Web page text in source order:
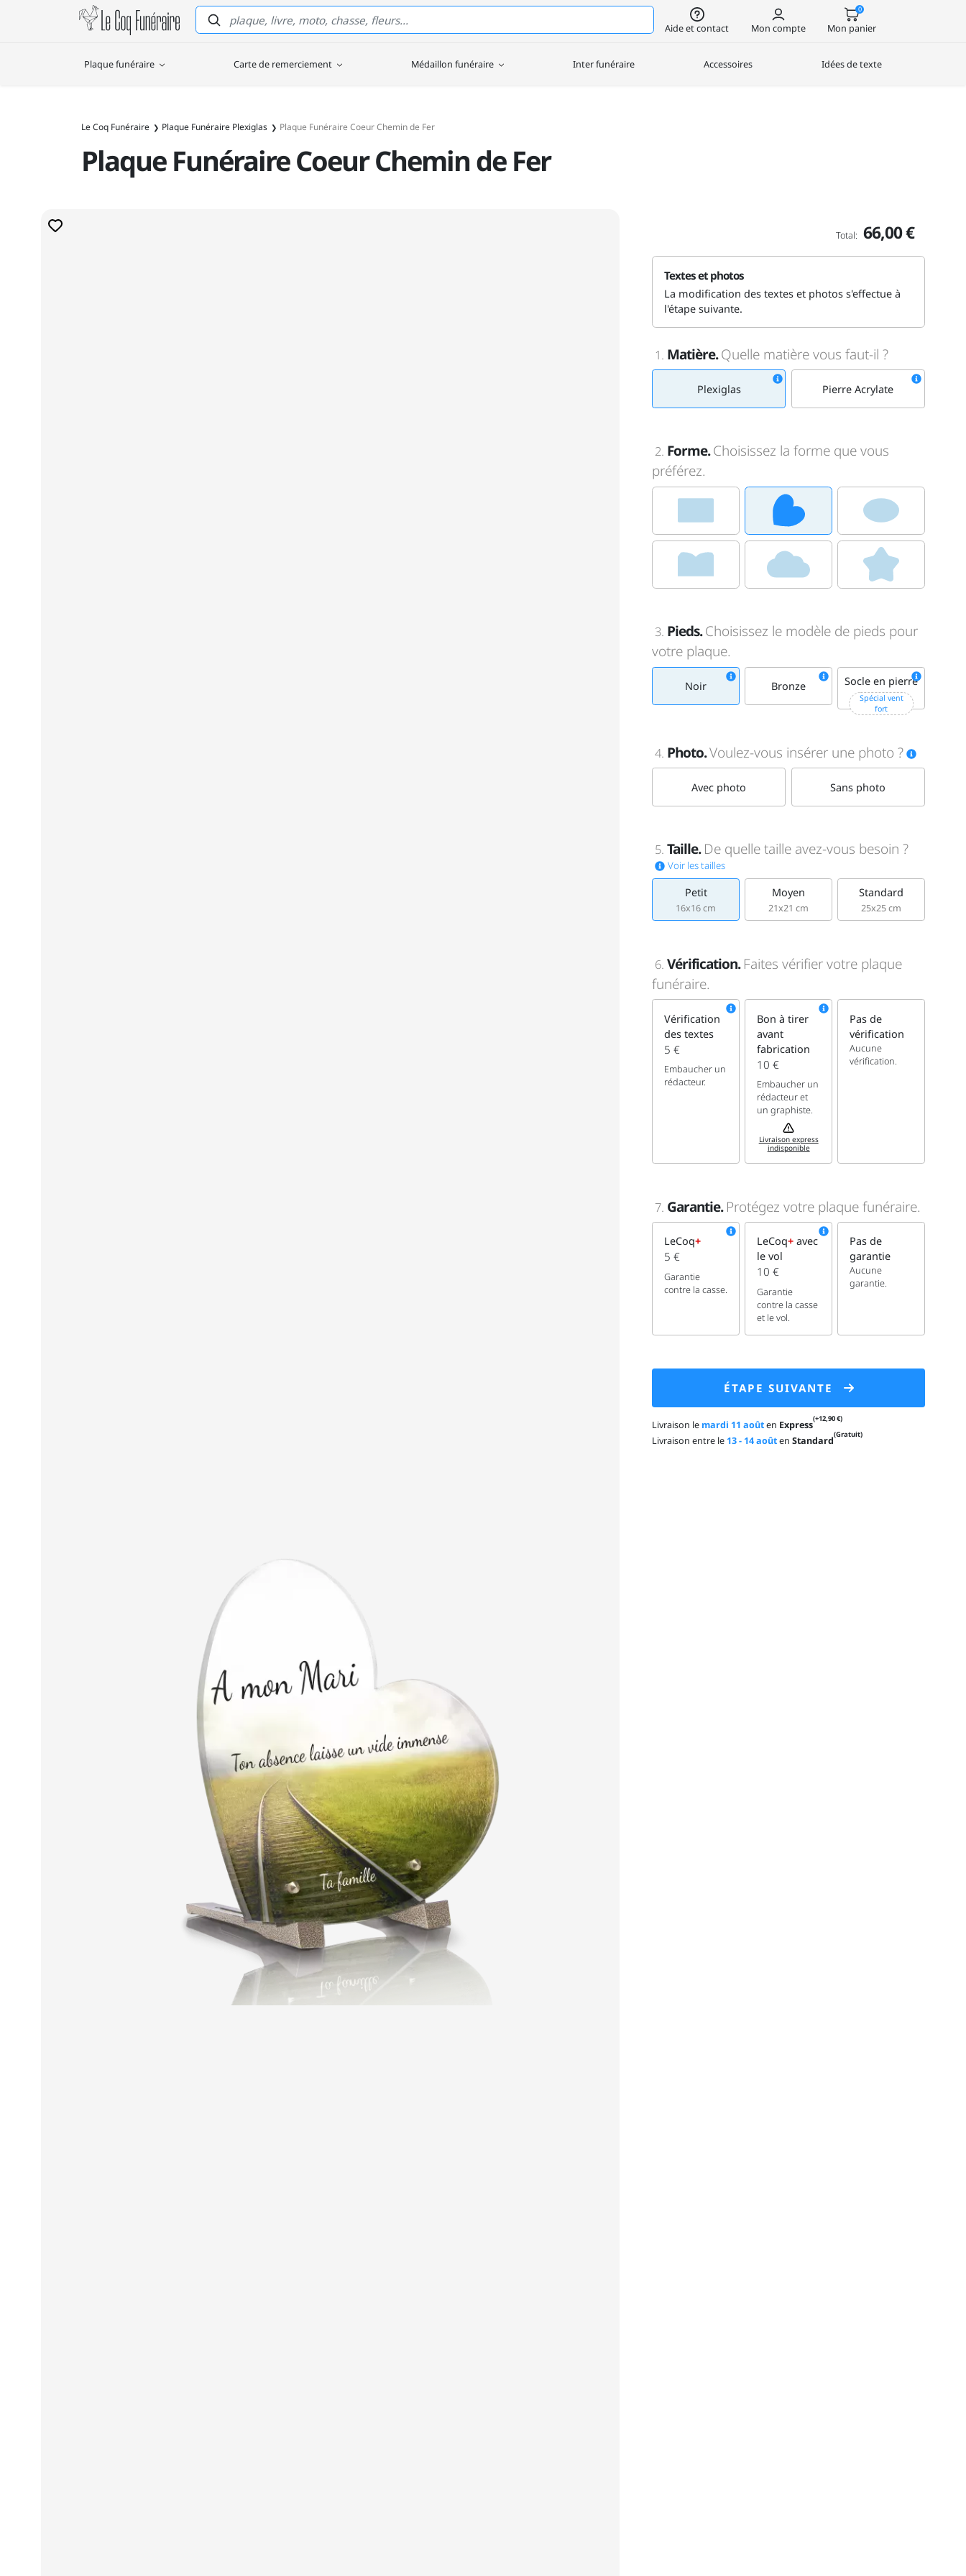
Le Coq Funéraire
Aide et contact Mon compte
0
Mon panier
Plaque funéraire Carte de remerciement Médaillon funéraire Inter funéraire Accessoires Idées de texte
Le Coq Funéraire Plaque Funéraire Plexiglas Plaque Funéraire Coeur Chemin de Fer
Plaque Funéraire Coeur Chemin de Fer
Total: 66,00 €
Textes et photos
La modification des textes et photos s'effectue à
l'étape suivante.
1. Matière.Quelle matière vous faut-il ?
Plexiglas Pierre Acrylate
2. Forme.Choisissez la forme que vous
préférez.
3. Pieds.Choisissez le modèle de pieds pour
votre plaque.
Noir Bronze Socle en pierre
+15€
Spécial vent
fort
4. Photo.Voulez-vous insérer une photo ?
Avec photo Sans photo
5. Taille. De quelle taille avez-vous besoin ?
Voir les tailles
Petit
16x16 cm
Moyen
21x21 cm
Standard
25x25 cm
6. Vérification. Faites vérifier votre plaque
funéraire.
Vérification
des textes
5 €
Embaucher un
rédacteur.
Bon à tirer
avant
fabrication
10 €
Embaucher un
rédacteur et
un graphiste.
Livraison express
indisponible
Pas de
vérification
Aucune
vérification.
7. Garantie. Protégez votre plaque funéraire.
LeCoq+
5 €
Garantie
contre la casse.
LeCoq+avec
le vol
10 €
Garantie
contre la casse
et le vol.
Pas de
garantie
Aucune
garantie.
ÉTAPE SUIVANTE
Livraison le mardi 11 aoûten Express(+12,90 €)
Livraison entre le 13 - 14 aoûtenStandard(Gratuit)